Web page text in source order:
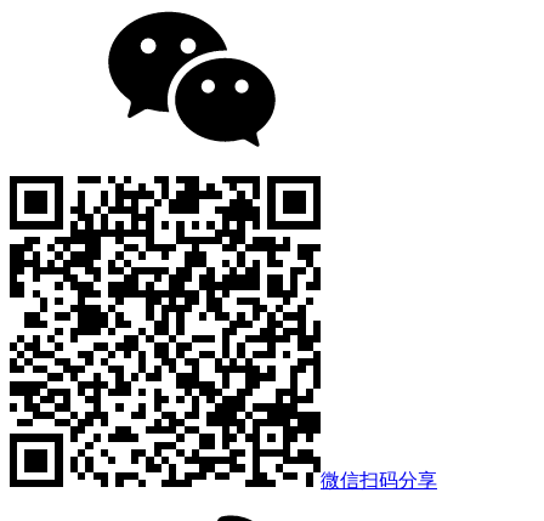
微信扫码分享